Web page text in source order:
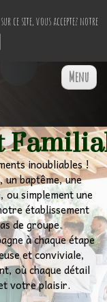
ce site, vous acceptez notre
Menu
inoubliables !
baptême, une
simplement une
établissement
de groupe.
à chaque étape
et conviviale,
où chaque détail
votre plaisir.